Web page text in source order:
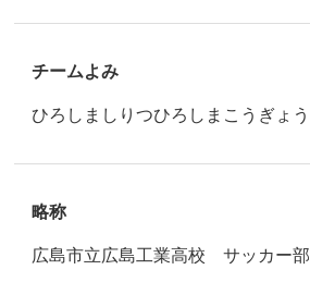
チームよみ
ひろしましりつひろしまこうぎょう
略称
広島市立広島工業高校 サッカー部